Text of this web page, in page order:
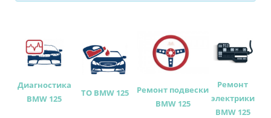
Диагностика
BMW 125
ТО BMW 125
Ремонт подвески
BMW 125
Ремонт
электрики
BMW 125